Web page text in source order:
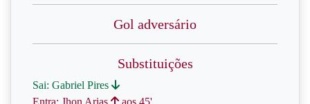
Gol adversário
Substituições
Sai: Gabriel Pires
Entra: Jhon Arias
aos 45'